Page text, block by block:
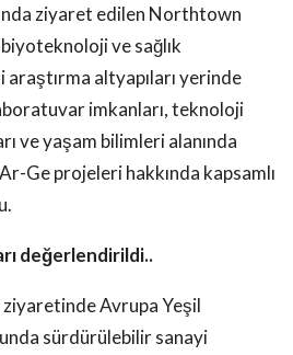
ziyaret edilen Northtown
ve sağlık
altyapıları yerinde
imkanları, teknoloji
ve yaşam bilimleri alanında
Ge projeleri hakkında kapsamlı
değerlendirildi..
Avrupa Yeşil
sürdürülebilir sanayi